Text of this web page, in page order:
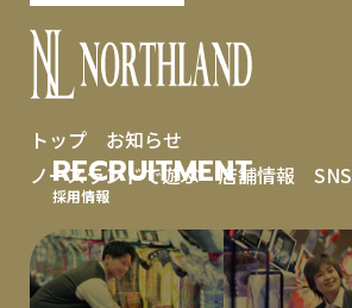
トップ
お知らせ
ノースランドで遊ぶ
店舗情報 SNS
RECRUITMENT
採用情報